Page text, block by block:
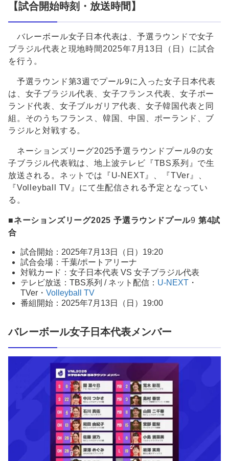
【試合開始時刻・放送時間】
バレーボール女子日本代表は、予選ラウンドで女子
ブラジル代表と現地時間2025年7月13日（日）に試合
を行う。
予選ラウンド第3週でプール9に入った女子日本代表
は、女子ブラジル代表、女子フランス代表、女子ポー
ランド代表、女子ブルガリア代表、女子韓国代表と同
組。そのうちフランス、韓国、中国、ポーランド、ブ
ラジルと対戦する。
ネーションズリーグ2025予選ラウンドプール9の女
子ブラジル代表戦は、地上波テレビ『TBS系列』で生
放送される。ネットでは『U-NEXT』、『TVer』、
『Volleyball TV』にて生配信される予定となってい
る。
■ネーションズリーグ2025 予選ラウンドプール9 第4試
合
試合開始：2025年7月13日（日）19:20
試合会場：千葉/ポートアリーナ
対戦カード：女子日本代表 VS 女子ブラジル代表
テレビ放送：TBS系列 / ネット配信： U-NEXT ・
TVer・ Volleyball TV
番組開始：2025年7月13日（日）19:00
バレーボール女子日本代表メンバー